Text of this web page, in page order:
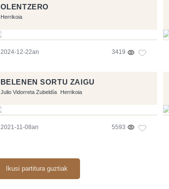
OLENTZERO
Herrikoia
2024-12-22an 3419
BELENEN SORTU ZAIGU
Julio Vidorreta Zubeldía Herrikoia
2021-11-08an 5593
Ikusi partitura guztiak